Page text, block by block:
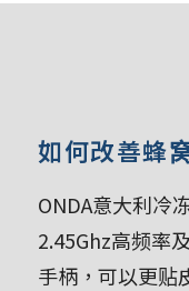
如何改善蜂
ONDA意大利冷
2.45Ghz高频率
手柄，可以更贴